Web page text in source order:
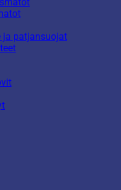
ja patjansuojat